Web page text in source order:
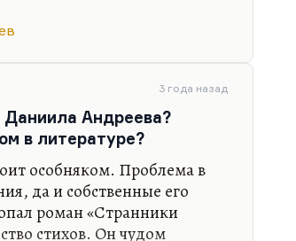
который тоже, как набат,
орать. И он
героя. Может быть,
3 года назад
Даниила Андреева?
в литературе?
особняком. Проблема в
да и собственные его
роман «Странники
стихов. Он чудом